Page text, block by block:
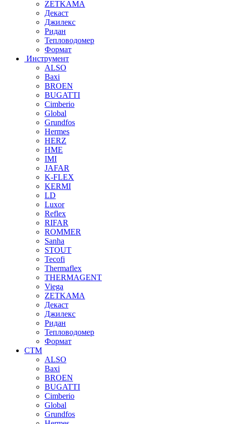
ZETKAMA
Декаст
Джилекс
Ридан
Тепловодомер
Формат
Инструмент
ALSO
Baxi
BROEN
BUGATTI
Cimberio
Global
Grundfos
Hermes
HERZ
HME
IMI
JAFAR
K-FLEX
KERMI
LD
Luxor
Reflex
RIFAR
ROMMER
Sanha
STOUT
Tecofi
Thermaflex
THERMAGENT
Viega
ZETKAMA
Декаст
Джилекс
Ридан
Тепловодомер
Формат
СТМ
ALSO
Baxi
BROEN
BUGATTI
Cimberio
Global
Grundfos